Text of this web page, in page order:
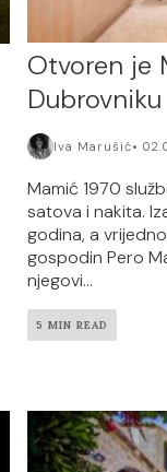
Otvoren je
Dubrovniku
Iva Marušić
Mamić 1970
satova i nakita.
godina, a
gospodin Pero
njegovi...
5 MIN READ